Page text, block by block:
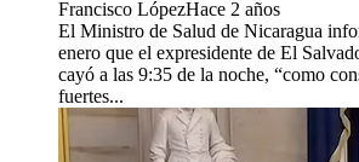
Francisco LópezHace 2 años
El Ministro de Salud de Nicaragua
enero que el expresidente de El
cayó a las 9:35 de la noche, “como
fuertes...